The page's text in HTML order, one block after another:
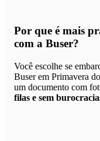
Por que é mais
com a Buser?
Você escolhe se
Buser em Primavera
um documento com
filas e sem